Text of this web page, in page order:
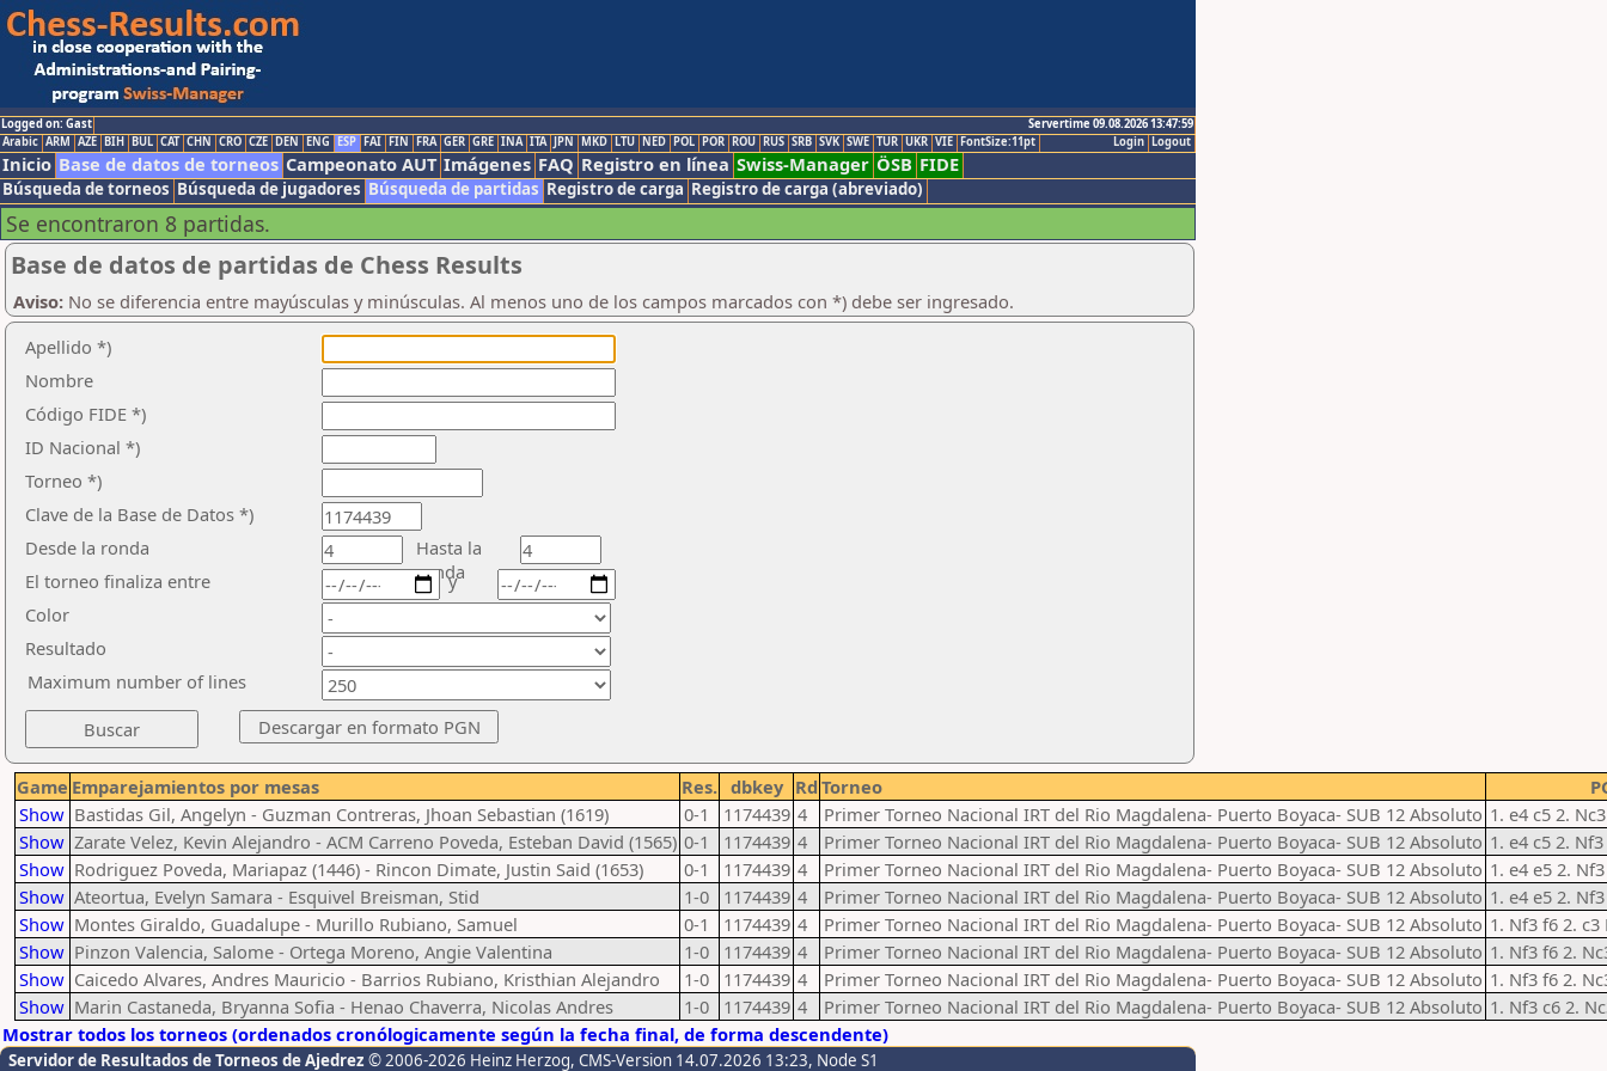
Logged on: Gast
Servertime 09.08.2026 13:47:59
Logout
Login
Arabic ARM AZE BIH BUL CAT CHN CRO CZE DEN ENG ESP FAI FIN FRA GER GRE INA ITA JPN MKD LTU NED POL POR ROU RUS SRB SVK SWE TUR UKR VIE FontSize:11pt
Inicio Base de datos de torneos Campeonato AUT Imágenes FAQ Registro en línea Swiss-Manager ÖSB FIDE
Búsqueda de torneos Búsqueda de jugadores Búsqueda de partidas Registro de carga Registro de carga (abreviado)
Se encontraron 8 partidas.
Base de datos de partidas de Chess Results
Aviso: No se diferencia entre mayúsculas y minúsculas. Al menos uno de los campos marcados con *) debe ser ingresado.
Apellido *)
Nombre
Código FIDE *)
ID Nacional *)
Torneo *)
Clave de la Base de Datos *)
Desde la ronda
Hasta la
ronda
El torneo finaliza entre
Color
Resultado
y
Maximum number of lines
Game Emparejamientos por mesas Res. dbkey Rd Torneo
Show Bastidas Gil, Angelyn - Guzman Contreras, Jhoan Sebastian (1619) 0-1 1174439 4 Primer Torneo Nacional IRT del Rio Magdalena- Puerto Boyaca- SUB 12 Absoluto 1. e4 c5 2.
Show Zarate Velez, Kevin Alejandro - ACM Carreno Poveda, Esteban David (1565) 0-1 1174439 4 Primer Torneo Nacional IRT del Rio Magdalena- Puerto Boyaca- SUB 12 Absoluto 1. e4 c5 2.
Show Rodriguez Poveda, Mariapaz (1446) - Rincon Dimate, Justin Said (1653) 0-1 1174439 4 Primer Torneo Nacional IRT del Rio Magdalena- Puerto Boyaca- SUB 12 Absoluto 1. e4 e5 2.
Show Ateortua, Evelyn Samara - Esquivel Breisman, Stid 1-0 1174439 4 Primer Torneo Nacional IRT del Rio Magdalena- Puerto Boyaca- SUB 12 Absoluto 1. e4 e5 2.
Show Montes Giraldo, Guadalupe - Murillo Rubiano, Samuel 0-1 1174439 4 Primer Torneo Nacional IRT del Rio Magdalena- Puerto Boyaca- SUB 12 Absoluto 1. Nf3 f6 2. c3
Show Pinzon Valencia, Salome - Ortega Moreno, Angie Valentina 1-0 1174439 4 Primer Torneo Nacional IRT del Rio Magdalena- Puerto Boyaca- SUB 12 Absoluto 1. Nf3 f6 2.
Show Caicedo Alvares, Andres Mauricio - Barrios Rubiano, Kristhian Alejandro 1-0 1174439 4 Primer Torneo Nacional IRT del Rio Magdalena- Puerto Boyaca- SUB 12 Absoluto 1. Nf3 f6 2.
Show Marin Castaneda, Bryanna Sofia - Henao Chaverra, Nicolas Andres 1-0 1174439 4 Primer Torneo Nacional IRT del Rio Magdalena- Puerto Boyaca- SUB 12 Absoluto 1. Nf3 c6 2.
Mostrar todos los torneos (ordenados cronólogicamente según la fecha final, de forma descendente)
Servidor de Resultados de Torneos de Ajedrez © 2006-2026 Heinz Herzog, CMS-Version 14.07.2026 13:23, Node S1